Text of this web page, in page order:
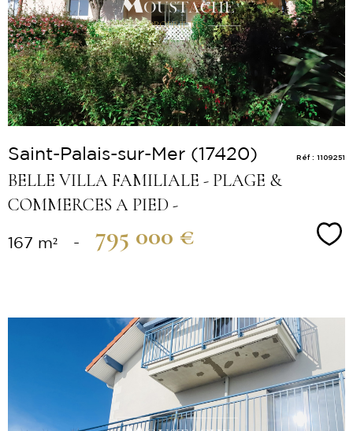
bien
Saint-Palais-sur-Mer (17420)
BELLE VILLA FAMILIALE - PLAGE &
COMMERCES A PIED -
Réf : 1109251
167 m² - 795 000 €
Voir le